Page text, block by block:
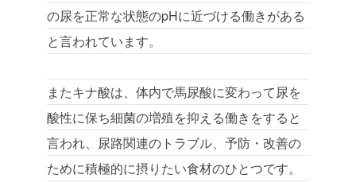
の尿を正常な状態のpHに近づける働きがある
と言われています。
またキナ酸は、体内で馬尿酸に変わって尿を
酸性に保ち細菌の増殖を抑える働きをすると
言われ、尿路関連のトラブル、予防・改善の
ために積極的に摂りたい食材のひとつです。